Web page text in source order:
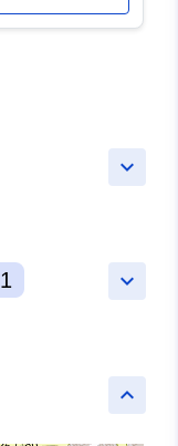
keyboard_arrow_down
keyboard_arrow_down
1
keyboard_arrow_up